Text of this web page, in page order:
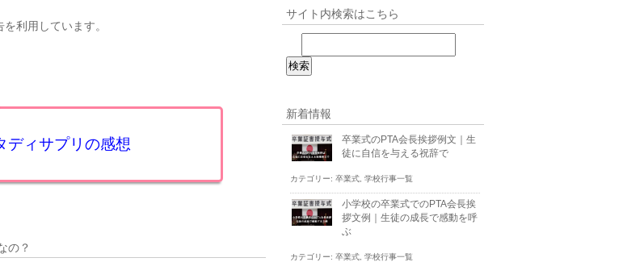
利用しています。
ディサプリの感想
の？
サイト内検索はこちら
新着情報
卒業式のPTA会長挨拶例文｜生
徒に自信を与える祝辞で
カテゴリー: 卒業式 学校行事一覧
小学校の卒業式でのPTA会長挨
拶文例｜生徒の成長で感動を呼
ぶ
カテゴリー: 卒業式 学校行事一覧